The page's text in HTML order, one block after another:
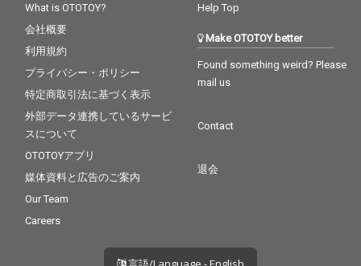
What is OTOTOY?
会社概要
利用規約
プライバシー・ポリシー
特定商取引法に基づく表示
外部データ連携しているサービ
スについて
OTOTOYアプリ
媒体資料と広告のご案内
Our Team
Careers
Help Top
Make OTOTOY better
Found something weird? Please
mail us
Contact
退会